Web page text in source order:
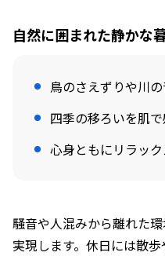
自然に囲まれた静かな
鳥のさえずりや川
四季の移ろいを肌
心身ともにリラッ
騒音や人混みから離れた
実現します。休日には散